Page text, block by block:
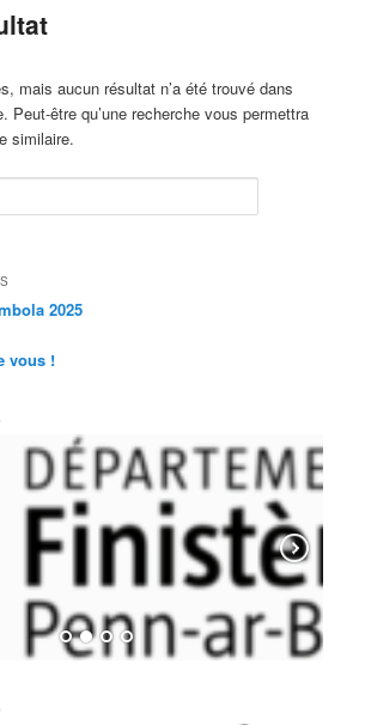
mais aucun résultat n’a été trouvé dans
Peut-être qu’une recherche vous permettra
similaire.
2025
vous !